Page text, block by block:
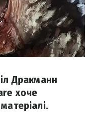
Дракманн
хоче